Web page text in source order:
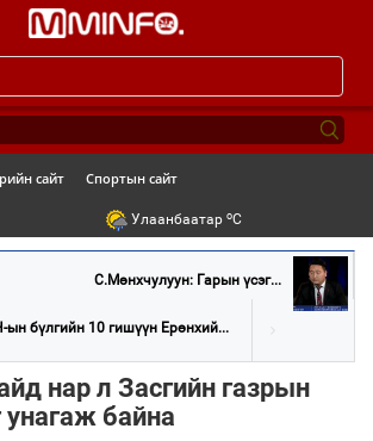
navigation
сайт Спортын сайт
Улаанбаатар oC
С.Мөнхчулуун: Гарын үсэг...
ын бүлгийн 10 гишүүн Ерөнхий...
нар л Засгийн газрын
унагаж байна